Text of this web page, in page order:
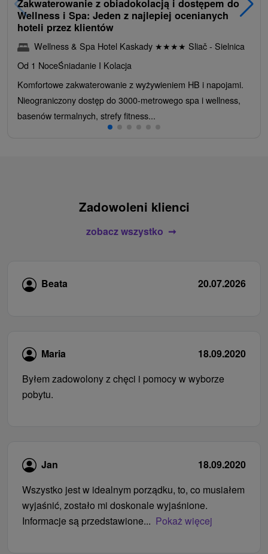
Zakwaterowanie z obiadokolacją i dostępem do
Wellness i Spa: Jeden z najlepiej ocenianych
hoteli przez klientów
Wellness & Spa Hotel Kaskady ★★★★ Sliač - Sielnica
Od 1 NoceŚniadanie I Kolacja
Komfortowe zakwaterowanie z wyżywieniem HB i napojami.
Nieograniczony dostęp do 3000-metrowego spa i wellness,
basenów termalnych, strefy fitness...
Zadowoleni klienci
zobacz wszystko
Beata 20.07.2026
Maria
18.09.2020
Byłem zadowolony z chęci i pomocy w wyborze
pobytu.
Jan
18.09.2020
Wszystko jest w idealnym porządku, to, co musiałem
wyjaśnić, zostało mi doskonale wyjaśnione.
Informacje są przedstawione... Pokaż więcej